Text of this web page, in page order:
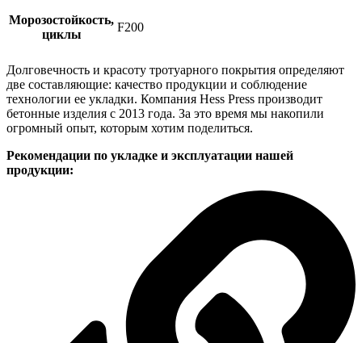
Морозостойкость,
циклы
F200
Долговечность и красоту тротуарного покрытия определяют
две составляющие: качество продукции и соблюдение
технологии ее укладки. Компания Hess Press производит
бетонные изделия с 2013 года. За это время мы накопили
огромный опыт, которым хотим поделиться.
Рекомендации по укладке и эксплуатации нашей
продукции: